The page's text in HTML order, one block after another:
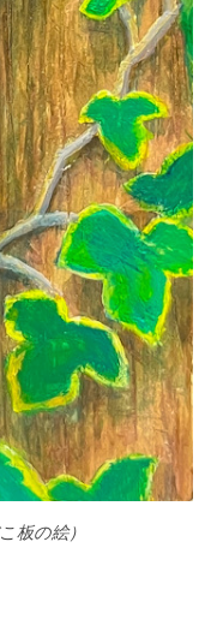
板の絵）